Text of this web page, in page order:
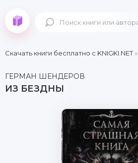
Скачать книги бесплатно c KNIGKI.NET»
ГЕРМАН ШЕНДЕРОВ
ИЗ БЕЗДНЫ